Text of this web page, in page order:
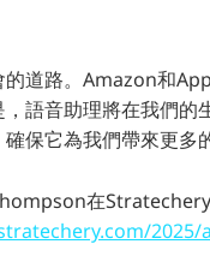
道路。Amazon和
語音助理將在我們的
保它為我們帶來更多
在
2025/